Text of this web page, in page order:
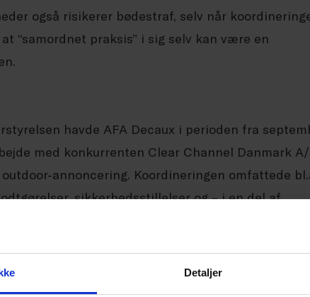
Detaljer
også risikerer bødestraf, selv når
“samordnet praksis” i sig selv kan være en
havde AFA Decaux i perioden fra
med konkurrenten Clear Channel Danmark A/
annoncering. Koordineringen omfattede
sikkerhedsstillelser og – i en del af
havde til formål at begrænse konkurrencen og
af konkurrenceloven. Overtrædelsen blev